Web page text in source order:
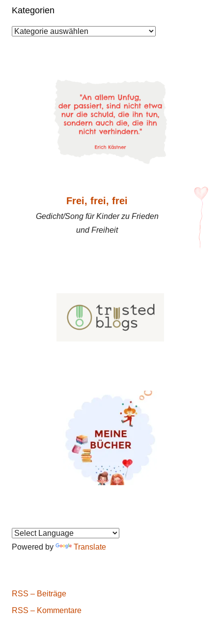
Kategorien
Kategorien
Frei, frei, frei
Gedicht/Song für Kinder zu Frieden
und Freiheit
Powered by Translate
RSS – Beiträge
RSS – Kommentare